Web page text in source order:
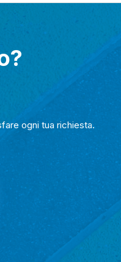
ogni tua richiesta.